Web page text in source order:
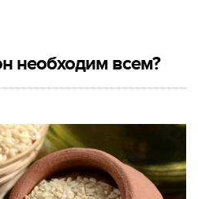
необходим всем?